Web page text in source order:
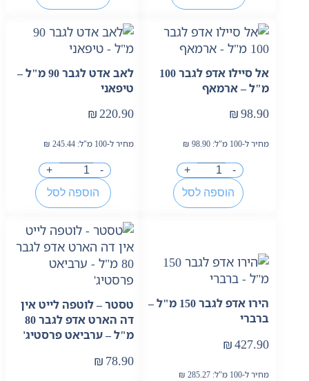
אל סיילו אדפ לגבר 100
מ"ל – ארמאף
₪98.90
מחיר ל-100 מ"ל: ₪ 98.90
-
+
הוספה לסל
לאב אדט לגבר 90 מ"ל –
טיפאני
₪220.90
מחיר ל-100 מ"ל: ₪ 245.44
-
+
הוספה לסל
הירו אדפ לגבר 150 מ"ל –
ברברי
₪427.90
מחיר ל-100 מ"ל: ₪ 285.27
טסטר – לוטפה לייט אין
דה הארט אדפ לגבר 80
מ"ל – ערביאט פרסטיג'
₪ 78.90